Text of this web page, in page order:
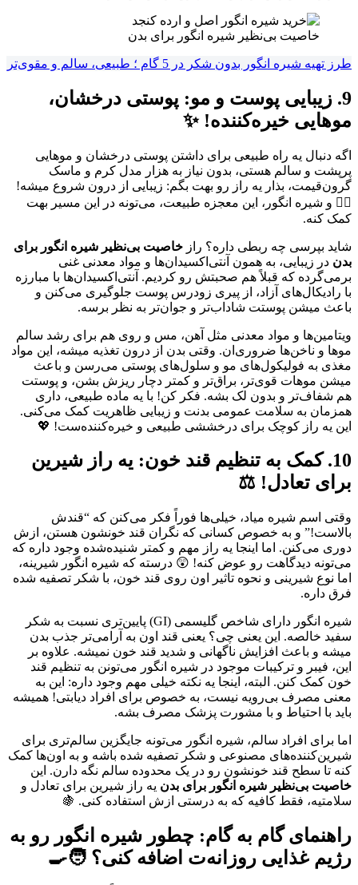
خاصیت بی‌نظیر شیره انگور برای بدن
طرز تهیه شیره انگور بدون شکر در 5 گام ؛ طبیعی، سالم و مقوی‌تر
9. زیبایی پوست و مو: پوستی درخشان،
موهایی خیره‌کننده! ✨
اگه دنبال یه راه طبیعی برای داشتن پوستی درخشان و موهایی
پرپشت و سالم هستی، بدون نیاز به هزار مدل کرم و ماسک
گرون‌قیمت، بذار یه راز رو بهت بگم: زیبایی از درون شروع میشه!
💁‍♀️ و شیره انگور، این معجزه طبیعت، می‌تونه در این مسیر بهت
کمک کنه.
شاید بپرسی چه ربطی داره؟ راز خاصیت بی‌نظیر شیره انگور برای
بدن در زیبایی، به همون آنتی‌اکسیدان‌ها و مواد معدنی غنی
برمی‌گرده که قبلاً هم صحبتش رو کردیم. آنتی‌اکسیدان‌ها با مبارزه
با رادیکال‌های آزاد، از پیری زودرس پوست جلوگیری می‌کنن و
باعث میشن پوستت شاداب‌تر و جوان‌تر به نظر برسه.
ویتامین‌ها و مواد معدنی مثل آهن، مس و روی هم برای رشد سالم
موها و ناخن‌ها ضروری‌ان. وقتی بدن از درون تغذیه میشه، این مواد
مغذی به فولیکول‌های مو و سلول‌های پوستی می‌رسن و باعث
میشن موهات قوی‌تر، براق‌تر و کمتر دچار ریزش بشن، و پوستت
هم شفاف‌تر و بدون لک بشه. فکر کن! با یه ماده طبیعی، داری
همزمان به سلامت عمومی بدنت و زیبایی ظاهریت کمک می‌کنی.
این یه راز کوچک برای درخششی طبیعی و خیره‌کننده‌ست! 💖
10. کمک به تنظیم قند خون: یه راز شیرین
برای تعادل! ⚖️
وقتی اسم شیره میاد، خیلی‌ها فوراً فکر می‌کنن که “قندش
بالاست!” و به خصوص کسانی که نگران قند خونشون هستن، ازش
دوری می‌کنن. اما اینجا یه راز مهم و کمتر شنیده‌شده وجود داره که
می‌تونه دیدگاهت رو عوض کنه! 😲 درسته که شیره انگور شیرینه،
اما نوع شیرینی و نحوه تاثیر اون روی قند خون، با شکر تصفیه شده
فرق داره.
شیره انگور دارای شاخص گلیسمی (GI) پایین‌تری نسبت به شکر
سفید خالصه. این یعنی چی؟ یعنی قند اون به آرامی‌تر جذب بدن
میشه و باعث افزایش ناگهانی و شدید قند خون نمیشه. علاوه بر
این، فیبر و ترکیبات موجود در شیره انگور می‌تونن به تنظیم قند
خون کمک کنن. البته، اینجا یه نکته خیلی مهم وجود داره: این به
معنی مصرف بی‌رویه نیست، به خصوص برای افراد دیابتی! همیشه
باید با احتیاط و با مشورت پزشک مصرف بشه.
اما برای افراد سالم، شیره انگور می‌تونه جایگزین سالم‌تری برای
شیرین‌کننده‌های مصنوعی و شکر تصفیه شده باشه و به اون‌ها کمک
کنه تا سطح قند خونشون رو در یک محدوده سالم نگه دارن. این
خاصیت بی‌نظیر شیره انگور برای بدن یه راز شیرین برای تعادل و
سلامتیه، فقط کافیه که به درستی ازش استفاده کنی. 🍇
راهنمای گام به گام: چطور شیره انگور رو به
رژیم غذایی روزانه‌ت اضافه کنی؟ 🧑‍🍳